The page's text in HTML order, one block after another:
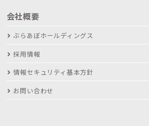
会社概要
ぶらあぼホールディングス
採用情報
情報セキュリティ基本方針
お問い合わせ